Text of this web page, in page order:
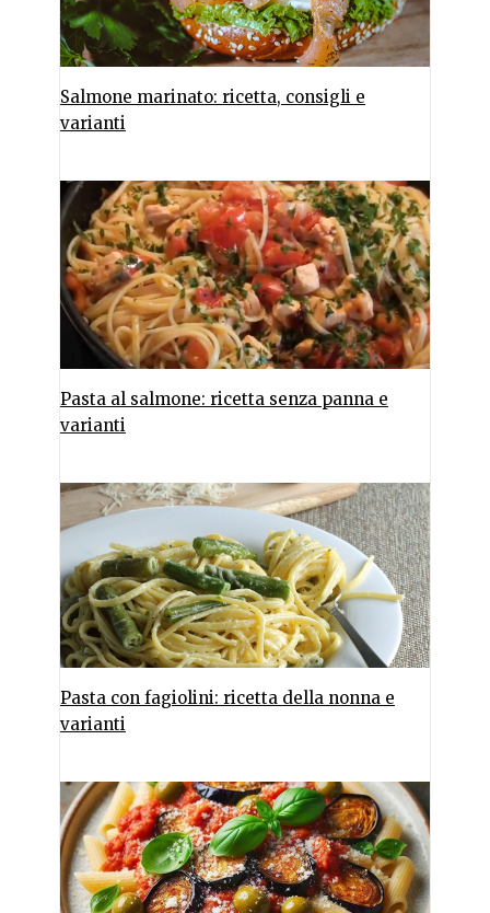
Salmone marinato: ricetta, consigli e
varianti
Pasta al salmone: ricetta senza panna e
varianti
Pasta con fagiolini: ricetta della nonna e
varianti